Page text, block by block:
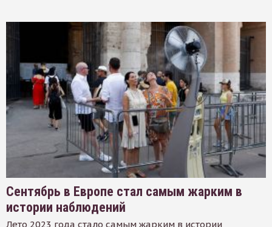
Сентябрь в Европе стал самым жарким в
истории наблюдений
Лето 2023 года стало самым жарким в истории